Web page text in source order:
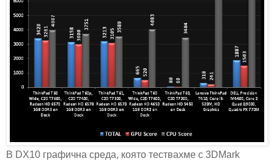
В DX10 графична среда, която тествахме с 3DMark